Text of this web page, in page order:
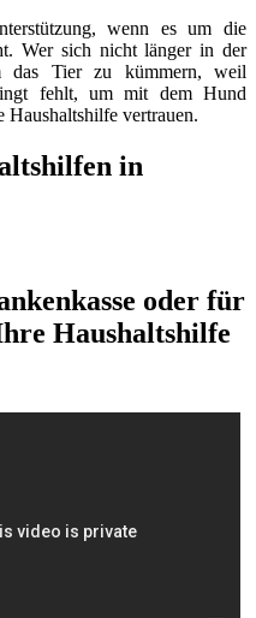
wenn es um die
Wer sich nicht länger in der
das Tier zu kümmern, weil
fehlt, um mit dem Hund
Haushaltshilfe vertrauen.
in
oder für
Haushaltshilfe